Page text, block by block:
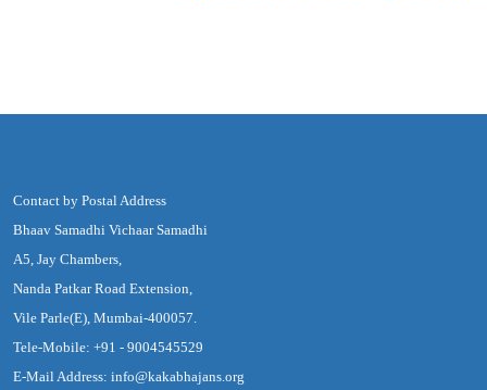
Contact by Postal Address
Bhaav Samadhi Vichaar Samadhi
A5, Jay Chambers,
Nanda Patkar Road Extension,
Vile Parle(E), Mumbai-400057.
Tele-Mobile: +91 - 9004545529
E-Mail Address: info@kakabhajans.org